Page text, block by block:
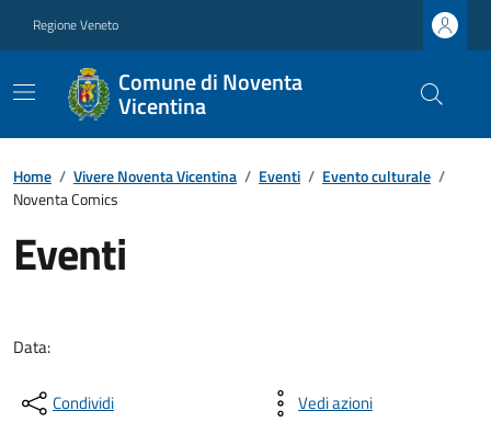
Regione Veneto
Comune di Noventa
Vicentina
Home / Vivere Noventa Vicentina / Eventi / Evento culturale /
Noventa Comics
Eventi
Data:
Condividi Vedi azioni